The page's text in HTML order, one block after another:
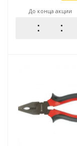
До конца акции